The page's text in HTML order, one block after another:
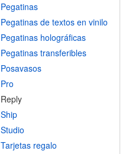
Pegatinas
Pegatinas de textos en vinilo
Pegatinas holográficas
Pegatinas transferibles
Posavasos
Pro
Reply
Ship
Studio
Tarjetas regalo